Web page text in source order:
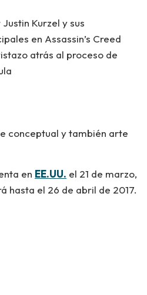
Kurzel y sus
en Assassin’s Creed
atrás al proceso de
conceptual y también arte
en EE.UU. el 21 de marzo,
hasta el 26 de abril de 2017.